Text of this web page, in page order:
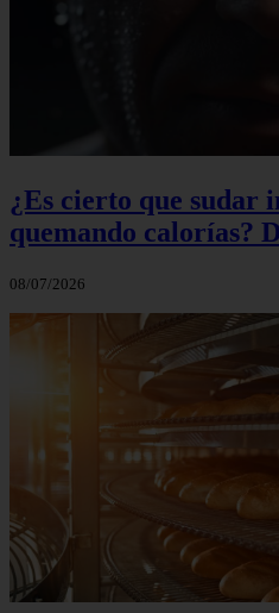
¿Es cierto que sudar
quemando calorías?
08/07/2026